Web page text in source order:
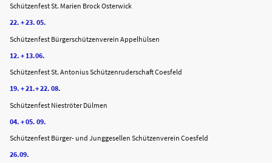
Schützenfest St. Marien Brock Osterwick
22. + 23. 05.
Schützenfest Bürgerschützenverein Appelhülsen
12. + 13.06.
Schützenfest St. Antonius Schützenruderschaft Coesfeld
19. + 21.+ 22. 08.
Schützenfest Nieströter Dülmen
04. + 05. 09.
Schützenfest Bürger- und Junggesellen Schützenverein Coesfeld
26.09.